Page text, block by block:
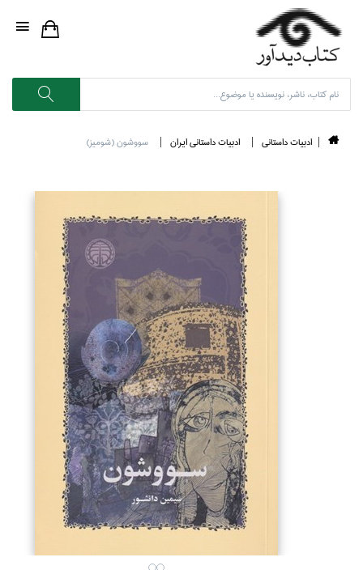
ادبيات داستاني ادبيات داستاني ايران سووشون (شوميز)